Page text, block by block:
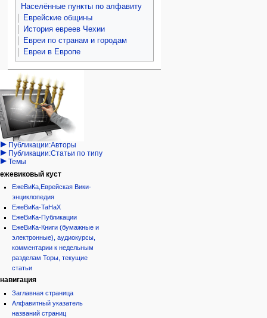
Населённые пункты по алфавиту
Еврейские общины
История евреев Чехии
Евреи по странам и городам
Евреи в Европе
Навигация
персональные инструменты
войти
запрос
учётной
записи
категории
Израиль:Страна и
государство
Иудаизм
Народ
Проекты
Проекты/Участники/
дополнения
Публикации:Авторы
Публикации:Статьи по типу
Темы
ежевиковый куст
ЕжеВиКа,Еврейская Вики-
энциклопедия
ЕжеВиКа-ТаНаХ
ЕжеВиКа-Публикации
ЕжеВиКа-Книги (бумажные и
электронные), аудиокурсы,
комментарии к недельным
разделам Торы, текущие
статьи
навигация
Заглавная страница
Алфавитный указатель
названий страниц